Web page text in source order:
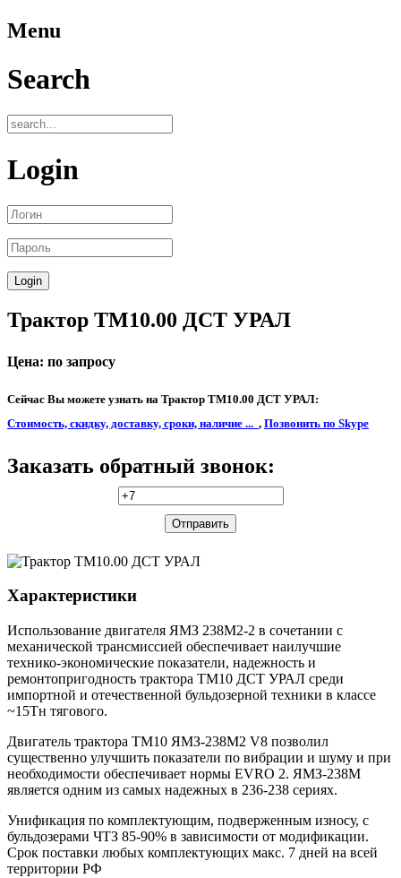
Menu
Search
Login
Трактор ТМ10.00 ДСТ УРАЛ
Цена: по запросу
Сейчас Вы можете узнать на Трактор ТМ10.00 ДСТ УРАЛ:
Стоимость, скидку, доставку, сроки, наличие ... , Позвонить по Skype
Заказать обратный звонок:
Характеристики
Использование двигателя ЯМЗ 238М2-2 в сочетании с
механической трансмиссией обеспечивает наилучшие
технико-экономические показатели, надежность и
ремонтопригодность трактора ТМ10 ДСТ УРАЛ среди
импортной и отечественной бульдозерной техники в классе
~15Тн тягового.
Двигатель трактора ТМ10 ЯМЗ-238М2 V8 позволил
существенно улучшить показатели по вибрации и шуму и при
необходимости обеспечивает нормы EVRO 2. ЯМЗ-238М
является одним из самых надежных в 236-238 сериях.
Унификация по комплектующим, подверженным износу, с
бульдозерами ЧТЗ 85-90% в зависимости от модификации.
Срок поставки любых комплектующих макс. 7 дней на всей
территории РФ